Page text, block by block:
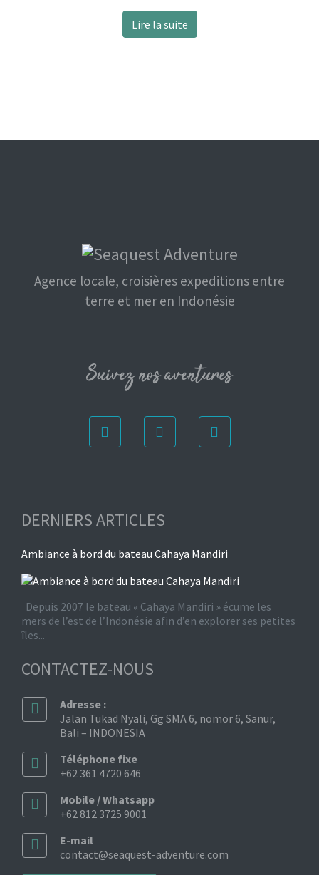
Lire la suite
Agence locale, croisières expeditions entre
terre et mer en Indonésie
Suivez nos aventures
DERNIERS ARTICLES
Ambiance à bord du bateau Cahaya Mandiri
Depuis 2007 le bateau « Cahaya Mandiri » écume les
mers de l’est de l’Indonésie afin d’en explorer ses petites
îles...
CONTACTEZ-NOUS
Adresse :
Jalan Tukad Nyali, Gg SMA 6, nomor 6, Sanur,
Bali – INDONESIA
Téléphone fixe
+62 361 4720 646
Mobile / Whatsapp
+62 812 3725 9001
E-mail
contact@seaquest-adventure.com